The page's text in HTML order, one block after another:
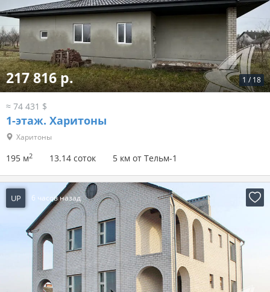
1 / 18
217 816 р.
≈ 74 431 $
1-этаж. Харитоны
Харитоны
195 м2 13.14 соток 5 км от Тельм-1
UP 6 часов назад